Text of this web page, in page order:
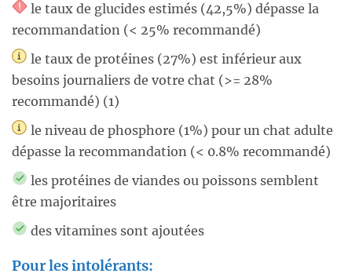
le taux de glucides estimés (42,5%) dépasse la
recommandation (< 25% recommandé)
le taux de protéines (27%) est inférieur aux
besoins journaliers de votre chat (>= 28%
recommandé) (1)
le niveau de phosphore (1%) pour un chat adulte
dépasse la recommandation (< 0.8% recommandé)
les protéines de viandes ou poissons semblent
être majoritaires
des vitamines sont ajoutées
Pour les intolérants: